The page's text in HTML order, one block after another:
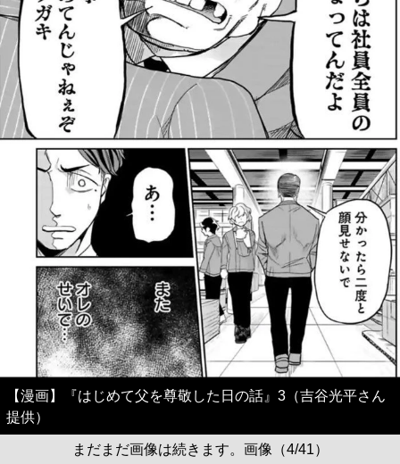
【漫画】『はじめて父を尊敬した日の話』3（吉谷光平さん
提供）
まだまだ画像は続きます。画像（4/41）